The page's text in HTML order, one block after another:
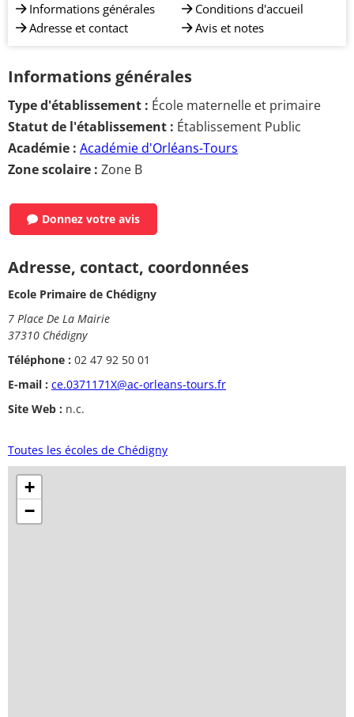
Informations générales
Adresse et contact
Conditions d'accueil
Avis et notes
Informations générales
Type d'établissement : École maternelle et primaire
Statut de l'établissement : Établissement Public
Académie : Académie d'Orléans-Tours
Zone scolaire : Zone B
Donnez votre avis
Adresse, contact, coordonnées
Ecole Primaire de Chédigny
7 Place De La Mairie
37310 Chédigny
Téléphone : 02 47 92 50 01
E-mail : ce.0371171X@ac-orleans-tours.fr
Site Web : n.c.
Toutes les écoles de Chédigny
+
−